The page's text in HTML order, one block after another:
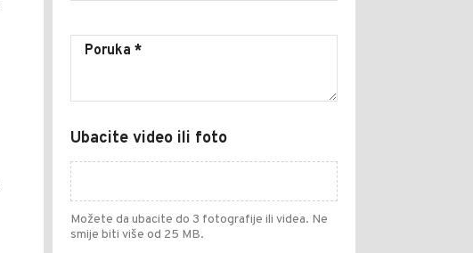
Ubacite video ili foto
Možete da ubacite do 3 fotografije ili videa. Ne
smije biti više od 25 MB.